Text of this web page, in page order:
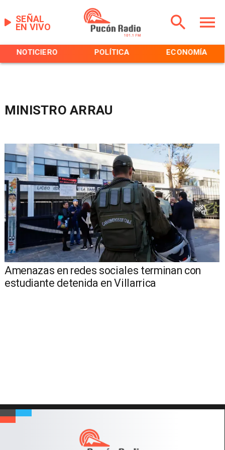
EN VIVO
SEÑAL
NOTICIERO POLÍTICA ECONOMÍA
MINISTRO ARRAU
Amenazas en redes sociales terminan con
estudiante detenida en Villarrica